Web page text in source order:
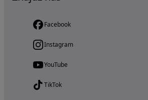
Facebook
Instagram
YouTube
TikTok